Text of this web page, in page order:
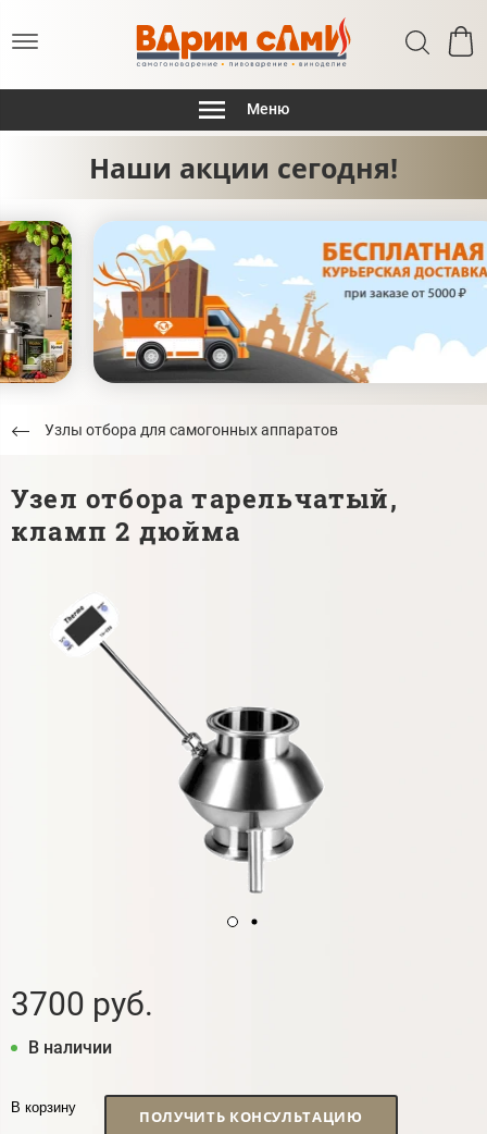
Меню
Наши акции сегодня!
Узлы отбора для самогонных аппаратов
Узел отбора тарельчатый,
кламп 2 дюйма
3700 руб.
В наличии
В корзину ПОЛУЧИТЬ КОНСУЛЬТАЦИЮ